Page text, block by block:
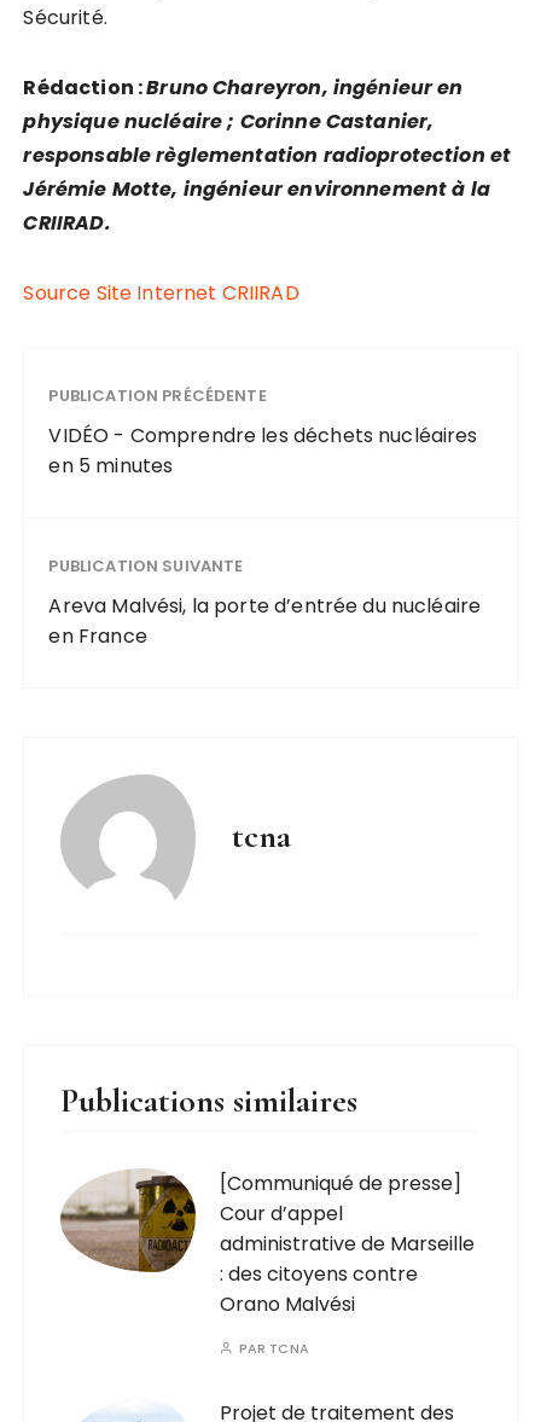
Sécurité.
Rédaction :Bruno Chareyron, ingénieur en
physique nucléaire ; Corinne Castanier,
responsable règlementation radioprotection et
Jérémie Motte, ingénieur environnement à la
CRIIRAD.
Source Site Internet CRIIRAD
PUBLICATION PRÉCÉDENTE
VIDÉO - Comprendre les déchets nucléaires
en 5 minutes
PUBLICATION SUIVANTE
Areva Malvési, la porte d’entrée du nucléaire
en France
tcna
Publications similaires
[Communiqué de presse]
Cour d’appel
administrative de Marseille
: des citoyens contre
Orano Malvési
PAR TCNA
Projet de traitement des